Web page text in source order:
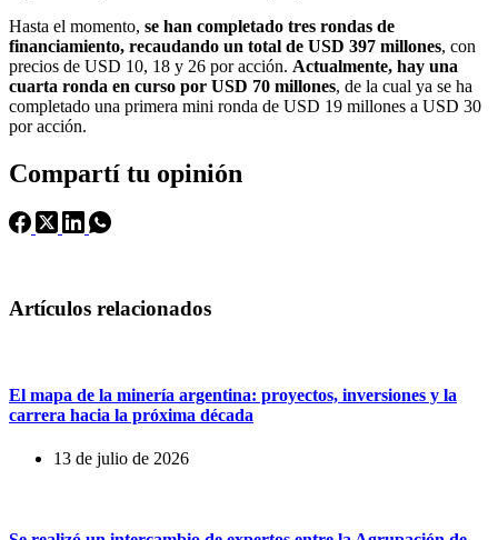
Hasta el momento, se han completado tres rondas de
financiamiento, recaudando un total de USD 397 millones, con
precios de USD 10, 18 y 26 por acción. Actualmente, hay una
cuarta ronda en curso por USD 70 millones, de la cual ya se ha
completado una primera mini ronda de USD 19 millones a USD 30
por acción.
Compartí tu opinión
Artículos relacionados
El mapa de la minería argentina: proyectos, inversiones y la
carrera hacia la próxima década
13 de julio de 2026